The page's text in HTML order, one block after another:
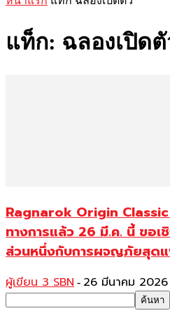
แท็ก: ฉลองเปิดตั
Ragnarok Origin Classic
ทางการแล้ว 26 มี.ค. นี้ ขอ
ส่วนหนึ่งกับการผจญภัยสุด
ผู้เขียน 3 SBN - 26 มีนาคม 2026